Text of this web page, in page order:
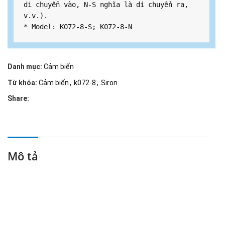
di chuyển vào, N-S nghĩa là di chuyển ra,
v.v.).
* Model: K072-8-S; K072-8-N
Danh mục: Cảm biến
Từ khóa: Cảm biến, k072-8, Siron
Share:
Mô tả